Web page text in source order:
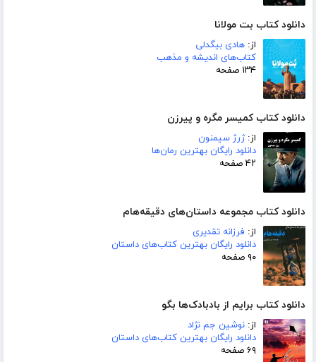
دانلود کتاب بت مولانا
از: هادی بیگدلی
کتاب‌های اندیشه و مذهب
۱۳۴ صفحه
دانلود کتاب کمیسر مگره و پیرزن
از:ژرژ سیمنون
دانلود رایگان بهترین رمان‌ها
۴۲ صفحه
دانلود کتاب مجموعه داستان‌های دقیقه‌هام
از: فرزانه تقدیری
دانلود رایگان بهترین کتاب‌های داستان
۹۰ صفحه
دانلود کتاب برایم از بادبادک‌ها بگو
از: نوشین جم نژاد
دانلود رایگان بهترین کتاب‌های داستان
۶۹ صفحه